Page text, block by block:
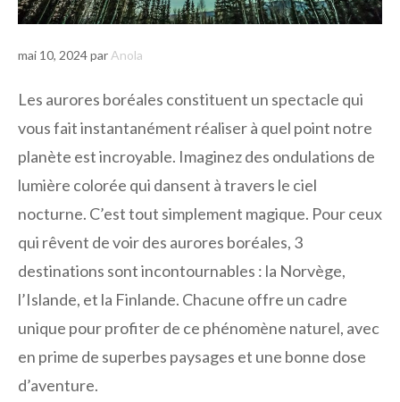
mai 10, 2024par Anola
Les aurores boréales constituent un spectacle qui
vous fait instantanément réaliser à quel point notre
planète est incroyable. Imaginez des ondulations de
lumière colorée qui dansent à travers le ciel
nocturne. C’est tout simplement magique. Pour ceux
qui rêvent de voir des aurores boréales, 3
destinations sont incontournables : la Norvège,
l’Islande, et la Finlande. Chacune offre un cadre
unique pour profiter de ce phénomène naturel, avec
en prime de superbes paysages et une bonne dose
d’aventure.